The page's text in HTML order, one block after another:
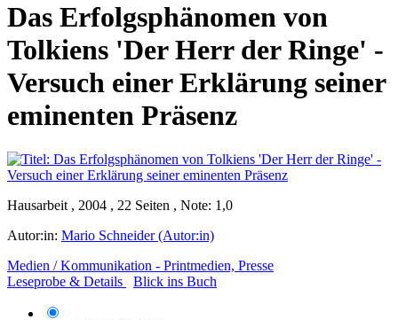
Das Erfolgsphänomen von
Tolkiens 'Der Herr der Ringe' -
Versuch einer Erklärung seiner
eminenten Präsenz
Hausarbeit , 2004 , 22 Seiten , Note: 1,0
Autor:in: Mario Schneider (Autor:in)
Medien / Kommunikation - Printmedien, Presse
Leseprobe & Details
Blick ins Buch